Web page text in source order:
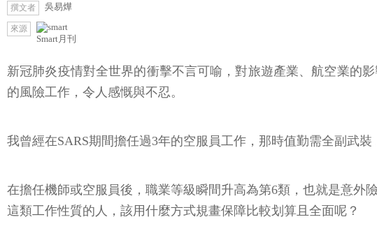
撰文者 吳易燁
來源
Smart月刊
新冠肺炎疫情對全世界的衝擊不言可喻，對旅遊產業、航空業的
的風險工作，令人感慨與不忍。
我曾經在SARS期間擔任過3年的空服員工作，那時值勤需全副武
在擔任機師或空服員後，職業等級瞬間升高為第6類，也就是意外
這類工作性質的人，該用什麼方式規畫保障比較划算且全面呢？